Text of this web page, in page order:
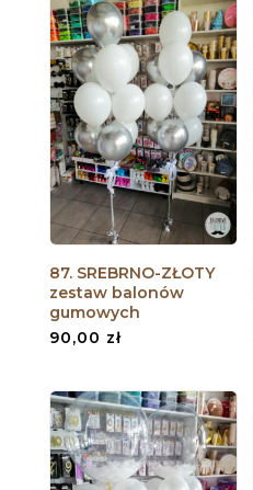
87. SREBRNO-ZŁOTY
zestaw balonów
gumowych
90,00 zł